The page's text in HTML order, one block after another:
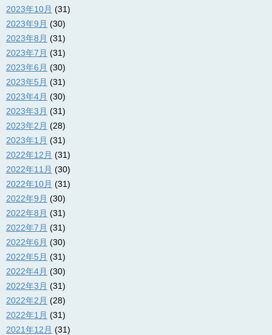
2023年10月 (31)
2023年9月 (30)
2023年8月 (31)
2023年7月 (31)
2023年6月 (30)
2023年5月 (31)
2023年4月 (30)
2023年3月 (31)
2023年2月 (28)
2023年1月 (31)
2022年12月 (31)
2022年11月 (30)
2022年10月 (31)
2022年9月 (30)
2022年8月 (31)
2022年7月 (31)
2022年6月 (30)
2022年5月 (31)
2022年4月 (30)
2022年3月 (31)
2022年2月 (28)
2022年1月 (31)
2021年12月 (31)